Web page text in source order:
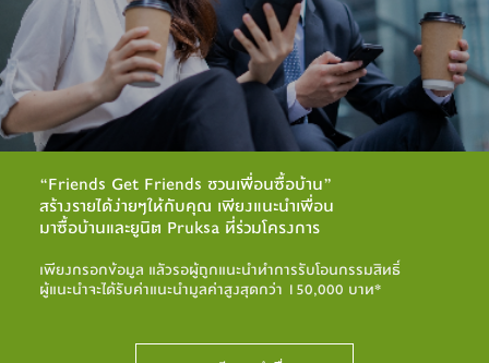
“Friends Get Friends ชวนเพื่อนซื้อบ้าน”
สร้างรายได้ง่ายๆให้กับคุณ เพียงแนะนำเพื่อน
มาซื้อบ้านและยูนิต Pruksa ที่ร่วมโครงการ
เพียงกรอกข้อมูล แลัวรอผู้ถูกแนะนำทำการรับโอนกรรมสิทธิ์
ผู้แนะนำจะได้รับค่าแนะนำมูลค่าสูงสุดกว่า 150,000 บาท*